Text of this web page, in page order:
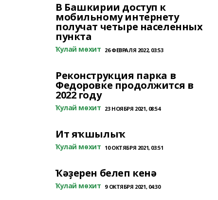
В Башкирии доступ к
мобильному интернету
получат четыре населенных
пункта
Ҡулай мөхит 26 ФЕВРАЛЯ 2022, 03:53
Реконструкция парка в
Федоровке продолжится в
2022 году
Ҡулай мөхит 23 НОЯБРЯ 2021, 08:54
Ит яҡшылыҡ
Ҡулай мөхит 10 ОКТЯБРЯ 2021, 03:51
Ҡәҙерен белеп кенә
Ҡулай мөхит 9 ОКТЯБРЯ 2021, 04:30